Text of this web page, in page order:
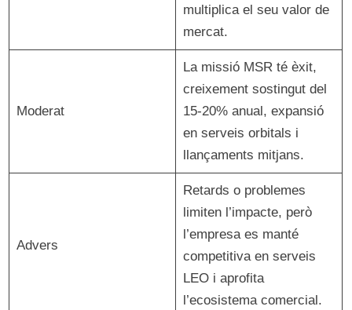
multiplica el seu valor de
mercat.
Moderat
La missió MSR té èxit,
creixement sostingut del
15-20% anual, expansió
en serveis orbitals i
llançaments mitjans.
Advers
Retards o problemes
limiten l’impacte, però
l’empresa es manté
competitiva en serveis
LEO i aprofita
l’ecosistema comercial.